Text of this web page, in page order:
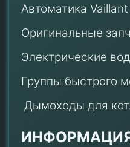
Автоматика Vaillant
Оригинальные
Электрические
Группы быстрого
Дымоходы для